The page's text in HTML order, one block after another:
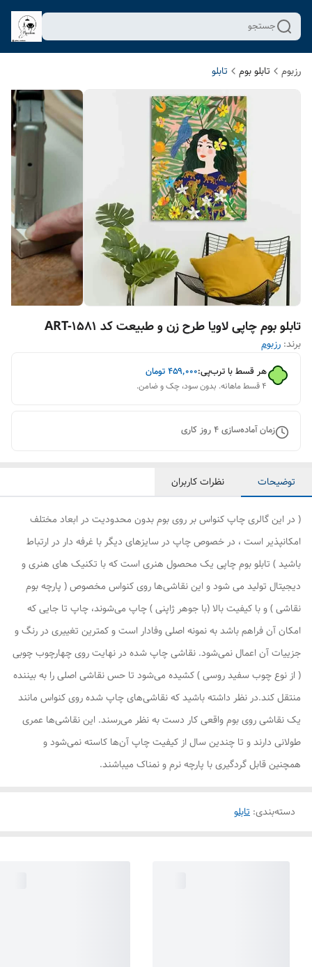
جستجو
رزبوم تابلو بوم تابلو
تابلو بوم چاپی لاویا طرح زن و طبیعت کد ART-1581
برند: رزبوم
هر قسط با ترب‌پی:۴۵۹٬۰۰۰تومان
۴ قسط ماهانه. بدون سود، چک و ضامن.
زمان آماده‌سازی4روز کاری
توضیحات نظرات کاربران
( در این گالری چاپ کنواس بر روی بوم بدون محدودیت در ابعاد مختلف
امکانپذیر است ، در خصوص چاپ در سایزهای دیگر با غرفه دار در ارتباط
باشید ) تابلو بوم چاپی یک محصول هنری است که با تکنیک های هنری و
دیجیتال تولید می شود و این نقاشی‌ها روی کنواس مخصوص ( پارچه بوم
نقاشی ) و با کیفیت بالا (با جوهر ژاپنی ) چاپ می‌شوند، چاپ تا جایی که
امکان آن فراهم باشد به نمونه اصلی وفادار است و کمترین تغییری در رنگ و
جزییات آن اعمال نمی‌شود. نقاشی چاپ شده در نهایت روی چهارچوب چوبی
( از نوع چوب سفید روسی ) کشیده می‌شود تا حس نقاشی اصلی را به بیننده
منتقل کند.در نظر داشته باشید که نقاشی‌های چاپ شده روی کنواس مانند
یک نقاشی روی بوم واقعی کار دست به نظر می‌رسند. این نقاشی‌ها عمری
طولانی دارند و تا چندین سال از کیفیت چاپ آن‌ها کاسته نمی‌شود و
همچنین قابل گردگیری با پارچه نرم و نمناک میباشند.
دسته‌بندی: تابلو